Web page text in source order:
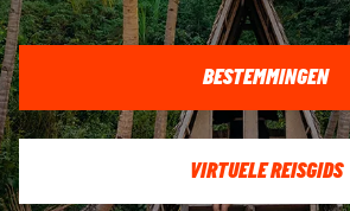
BESTEMMINGEN
VIRTUELE REISGIDS